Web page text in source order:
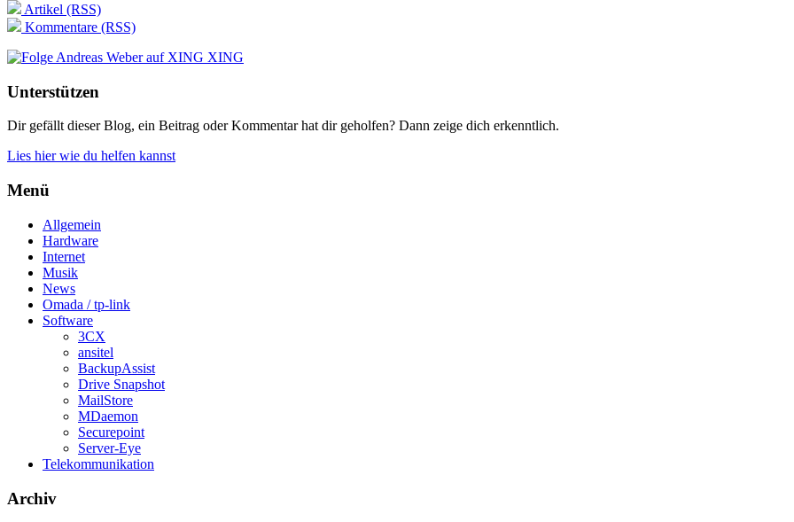
Artikel (RSS)
Kommentare (RSS)
XING
Unterstützen
Dir gefällt dieser Blog, ein Beitrag oder Kommentar hat dir geholfen? Dann zeige dich erkenntlich.
Lies hier wie du helfen kannst
Menü
Allgemein
Hardware
Internet
Musik
News
Omada / tp-link
Software
3CX
ansitel
BackupAssist
Drive Snapshot
MailStore
MDaemon
Securepoint
Server-Eye
Telekommunikation
Archiv